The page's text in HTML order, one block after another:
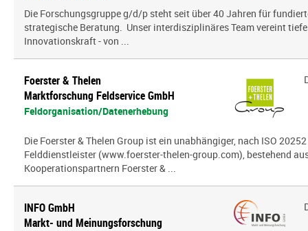
Die Forschungsgruppe g/d/p steht seit über 40 Jahren für
strategische Beratung. Unser interdisziplinäres Team vereint
Innovationskraft - von ...
Foerster & Thelen
Marktforschung Feldservice GmbH
Feldorganisation/Datenerhebung
Die Foerster & Thelen Group ist ein unabhängiger, nach ISO
Felddienstleister (www.foerster-thelen-group.com), bestehend
Kooperationspartnern Foerster & ...
INFO GmbH
Markt- und Meinungsforschung